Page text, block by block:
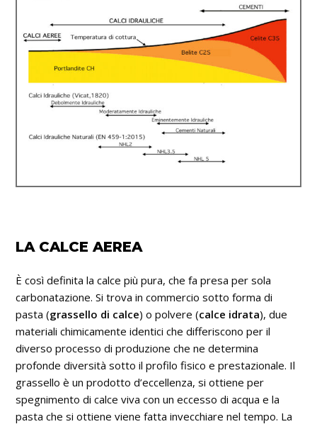
LA CALCE AEREA
È così definita la calce più pura, che fa presa per sola
carbonatazione. Si trova in commercio sotto forma di
pasta (grassello di calce) o polvere (calce idrata), due
materiali chimicamente identici che differiscono per il
diverso processo di produzione che ne determina
profonde diversità sotto il profilo fisico e prestazionale. Il
grassello è un prodotto d’eccellenza, si ottiene per
spegnimento di calce viva con un eccesso di acqua e la
pasta che si ottiene viene fatta invecchiare nel tempo. La